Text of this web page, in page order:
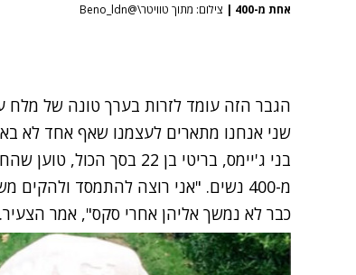
אחת מ-400 | צילום: מתוך טוויטר\@Beno_ldn
הגבר הזה עומד לזרות בערך טונה של מלח
שני אנחנו מתארים לעצמנו שאף אחד לא
בני ג'יימס, בריטי בן 22
מ-400 נשים. "אני רוצה להתמסד
כבר לא נמשך אליהן אחרי סקס", אמר